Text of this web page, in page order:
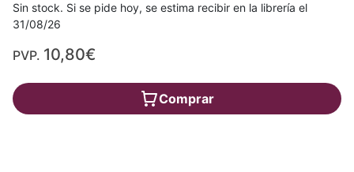
Sin stock. Si se pide hoy, se estima recibir en la librería el
31/08/26
PVP. 10,80€
Comprar